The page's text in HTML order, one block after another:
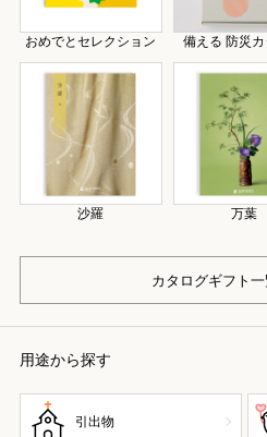
おめでとセレクション 備える 防災
沙羅 万葉
カタログギフト
用途から探す
引出物